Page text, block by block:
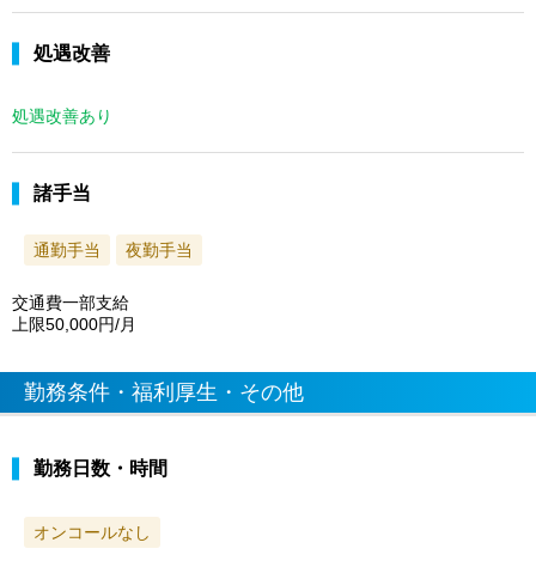
処遇改善
処遇改善あり
諸手当
通勤手当 夜勤手当
交通費一部支給
上限50,000円/月
勤務条件・福利厚生・その他
勤務日数・時間
オンコールなし